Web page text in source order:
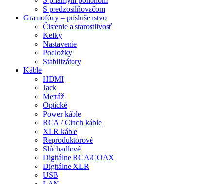
S predzosilňovačom
Gramofóny – príslušenstvo
Čistenie a starostlivosť
Kefky
Nastavenie
Podložky
Stabilizátory
Káble
HDMI
Jack
Metráž
Optické
Power káble
RCA / Cinch káble
XLR káble
Reproduktorové
Slúchadlové
Digitálne RCA/COAX
Digitálne XLR
USB